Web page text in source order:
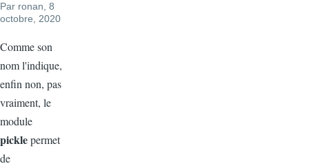
Par ronan , 8
octobre, 2020
Comme son
nom l'indique,
enfin non, pas
vraiment, le
module
picklepermet
de